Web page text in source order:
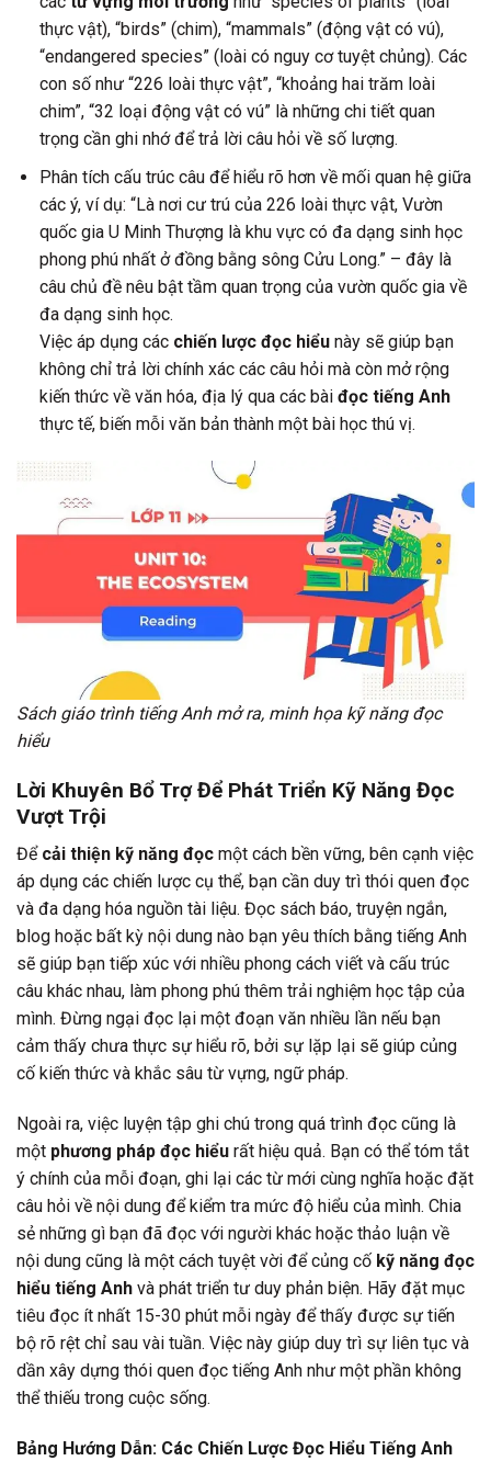
thực vật), “birds” (chim), “mammals” (động vật có vú),
“endangered species” (loài có nguy cơ tuyệt chủng). Các
con số như “226 loài thực vật”, “khoảng hai trăm loài
chim”, “32 loại động vật có vú” là những chi tiết quan
trọng cần ghi nhớ để trả lời câu hỏi về số lượng.
Phân tích cấu trúc câu để hiểu rõ hơn về mối quan hệ giữa
các ý, ví dụ: “Là nơi cư trú của 226 loài thực vật, Vườn
quốc gia U Minh Thượng là khu vực có đa dạng sinh học
phong phú nhất ở đồng bằng sông Cửu Long.” – đây là
câu chủ đề nêu bật tầm quan trọng của vườn quốc gia về
đa dạng sinh học.
Việc áp dụng các chiến lược đọc hiểunày sẽ giúp bạn
không chỉ trả lời chính xác các câu hỏi mà còn mở rộng
kiến thức về văn hóa, địa lý qua các bài đọc tiếng Anh
thực tế, biến mỗi văn bản thành một bài học thú vị.
Sách giáo trình tiếng Anh mở ra, minh họa kỹ năng đọc
hiểu
Lời Khuyên Bổ Trợ Để Phát Triển Kỹ Năng Đọc
Vượt Trội
Để cải thiện kỹ năng đọc một cách bền vững, bên cạnh việc
áp dụng các chiến lược cụ thể, bạn cần duy trì thói quen đọc
và đa dạng hóa nguồn tài liệu. Đọc sách báo, truyện ngắn,
blog hoặc bất kỳ nội dung nào bạn yêu thích bằng tiếng Anh
sẽ giúp bạn tiếp xúc với nhiều phong cách viết và cấu trúc
câu khác nhau, làm phong phú thêm trải nghiệm học tập của
mình. Đừng ngại đọc lại một đoạn văn nhiều lần nếu bạn
cảm thấy chưa thực sự hiểu rõ, bởi sự lặp lại sẽ giúp củng
cố kiến thức và khắc sâu từ vựng, ngữ pháp.
Ngoài ra, việc luyện tập ghi chú trong quá trình đọc cũng là
một phương pháp đọc hiểu rất hiệu quả. Bạn có thể tóm tắt
ý chính của mỗi đoạn, ghi lại các từ mới cùng nghĩa hoặc đặt
câu hỏi về nội dung để kiểm tra mức độ hiểu của mình. Chia
sẻ những gì bạn đã đọc với người khác hoặc thảo luận về
nội dung cũng là một cách tuyệt vời để củng cố kỹ năng đọc
hiểu tiếng Anh và phát triển tư duy phản biện. Hãy đặt mục
tiêu đọc ít nhất 15-30 phút mỗi ngày để thấy được sự tiến
bộ rõ rệt chỉ sau vài tuần. Việc này giúp duy trì sự liên tục và
dần xây dựng thói quen đọc tiếng Anh như một phần không
thể thiếu trong cuộc sống.
Bảng Hướng Dẫn: Các Chiến Lược Đọc Hiểu Tiếng Anh